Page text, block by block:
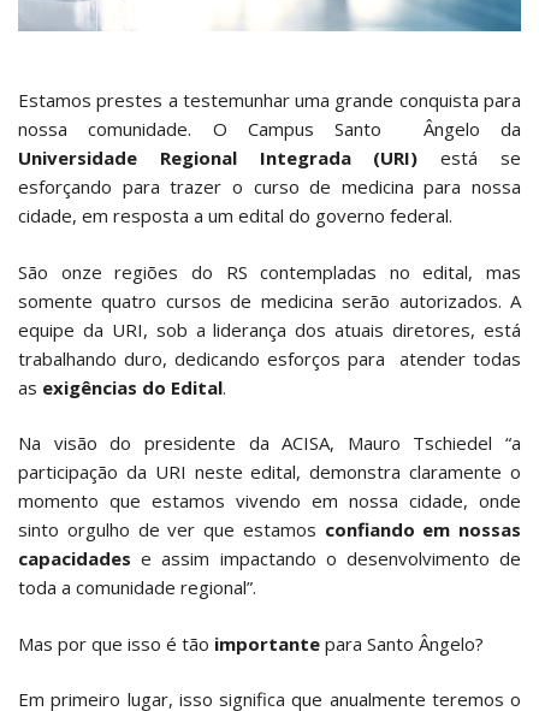
Estamos prestes a testemunhar uma grande conquista para
nossa comunidade. O Campus Santo Ângelo da
Universidade Regional Integrada (URI) está se
esforçando para trazer o curso de medicina para nossa
cidade, em resposta a um edital do governo federal.
São onze regiões do RS contempladas no edital, mas
somente quatro cursos de medicina serão autorizados. A
equipe da URI, sob a liderança dos atuais diretores, está
trabalhando duro, dedicando esforços para atender todas
as exigências do Edital.
Na visão do presidente da ACISA, Mauro Tschiedel “a
participação da URI neste edital, demonstra claramente o
momento que estamos vivendo em nossa cidade, onde
sinto orgulho de ver que estamos confiando em nossas
capacidades e assim impactando o desenvolvimento de
toda a comunidade regional”.
Mas por que isso é tão importante para Santo Ângelo?
Em primeiro lugar, isso significa que anualmente teremos o